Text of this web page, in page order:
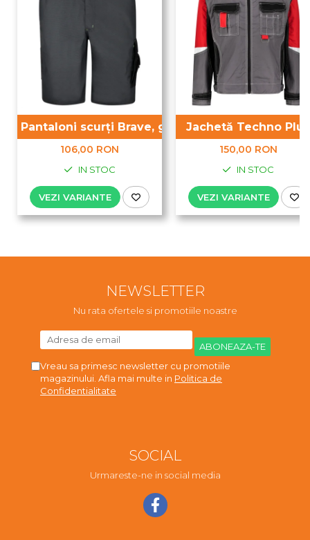
Pantaloni scurți Brave, gri
106,00 RON
IN STOC
VEZI VARIANTE
Jachetă Techno Plus
150,00 RON
IN STOC
VEZI VARIANTE
NEWSLETTER
Nu rata ofertele si promotiile noastre
Vreau sa primesc newsletter cu promotiile
magazinului. Afla mai multe in Politica de
Confidentialitate
SOCIAL
Urmareste-ne in social media